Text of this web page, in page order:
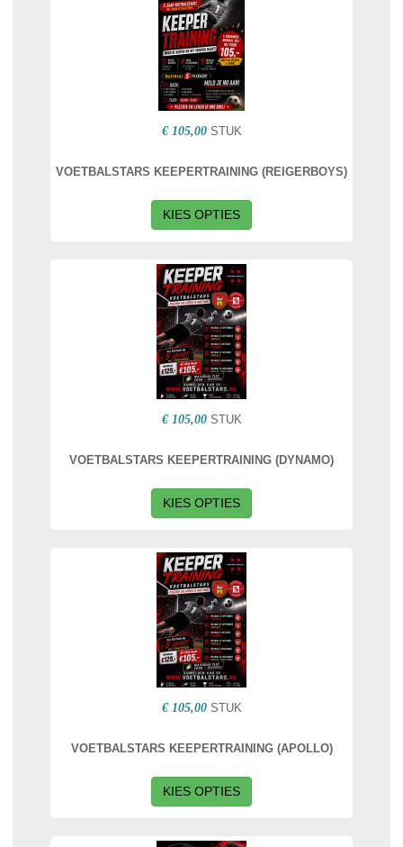
€ 105,00 STUK
VOETBALSTARS KEEPERTRAINING (REIGERBOYS)
KIES OPTIES
€ 105,00 STUK
VOETBALSTARS KEEPERTRAINING (DYNAMO)
KIES OPTIES
€ 105,00 STUK
VOETBALSTARS KEEPERTRAINING (APOLLO)
KIES OPTIES